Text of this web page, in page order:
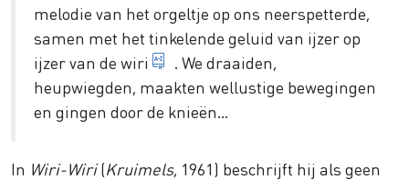
melodie van het orgeltje op ons neerspetterde,
samen met het tinkelende geluid van ijzer op
ijzer van de wiri Ritme-instrument. Het is een
. We draaiden,
heupwiegden, maakten wellustige bewegingen
en gingen door de knieën…
In Wiri-Wiri(Kruimels, 1961) beschrijft hij als geen